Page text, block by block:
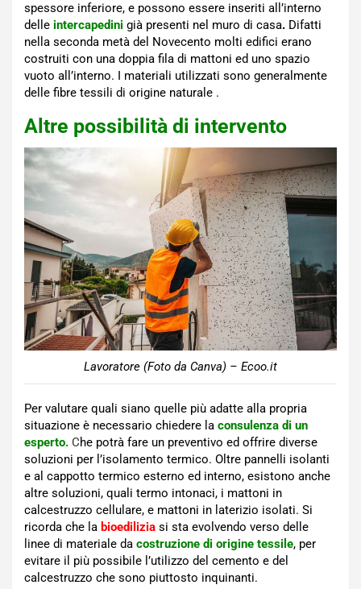
spessore inferiore, e possono essere inseriti all’interno
delle intercapedini già presenti nel muro di casa. Difatti
nella seconda metà del Novecento molti edifici erano
costruiti con una doppia fila di mattoni ed uno spazio
vuoto all’interno. I materiali utilizzati sono generalmente
delle fibre tessili di origine naturale .
Altre possibilità di intervento
Lavoratore (Foto da Canva) – Ecoo.it
Per valutare quali siano quelle più adatte alla propria
situazione è necessario chiedere la consulenza di un
esperto. Che potrà fare un preventivo ed offrire diverse
soluzioni per l’isolamento termico. Oltre pannelli isolanti
e al cappotto termico esterno ed interno, esistono anche
altre soluzioni, quali termo intonaci, i mattoni in
calcestruzzo cellulare, e mattoni in laterizio isolati. Si
ricorda che la bioedilizia si sta evolvendo verso delle
linee di materiale da costruzione di origine tessile, per
evitare il più possibile l’utilizzo del cemento e del
calcestruzzo che sono piuttosto inquinanti.